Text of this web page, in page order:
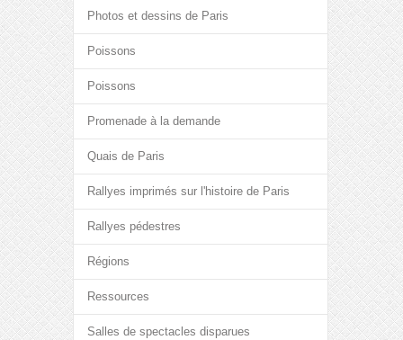
Photos et dessins de Paris
Poissons
Poissons
Promenade à la demande
Quais de Paris
Rallyes imprimés sur l'histoire de Paris
Rallyes pédestres
Régions
Ressources
Salles de spectacles disparues